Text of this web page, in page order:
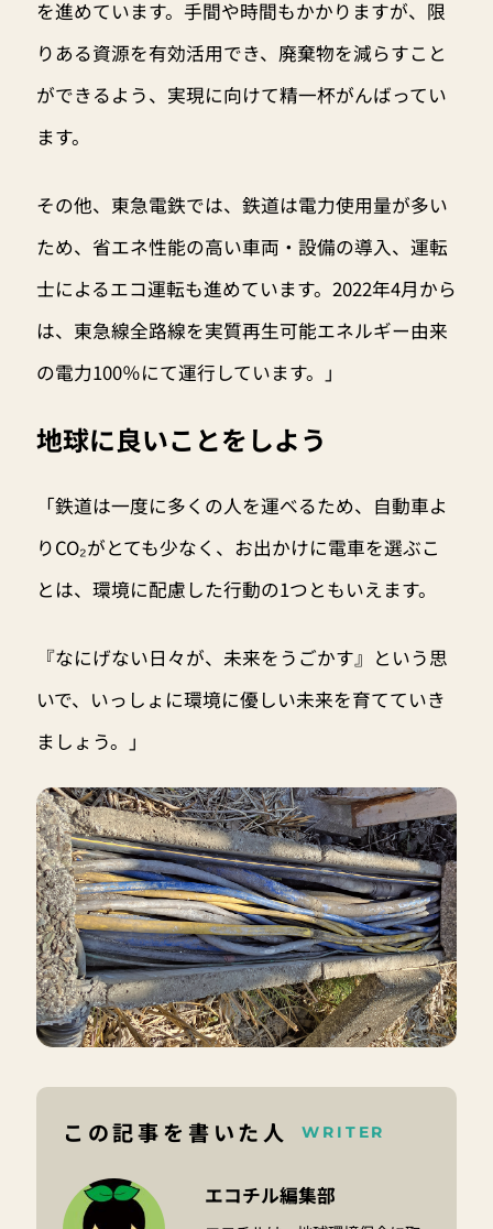
を進めています。手間や時間もかかりますが、限
りある資源を有効活用でき、廃棄物を減らすこと
ができるよう、実現に向けて精一杯がんばってい
ます。
その他、東急電鉄では、鉄道は電力使用量が多い
ため、省エネ性能の高い車両・設備の導入、運転
士によるエコ運転も進めています。2022年4月から
は、東急線全路線を実質再生可能エネルギー由来
の電力100％にて運行しています。」
地球に良いことをしよう
「鉄道は一度に多くの人を運べるため、自動車よ
りCO₂がとても少なく、お出かけに電車を選ぶこ
とは、環境に配慮した行動の1つともいえます。
『なにげない日々が、未来をうごかす』という思
いで、いっしょに環境に優しい未来を育てていき
ましょう。」
この記事を書いた人 WRITER
エコチル編集部